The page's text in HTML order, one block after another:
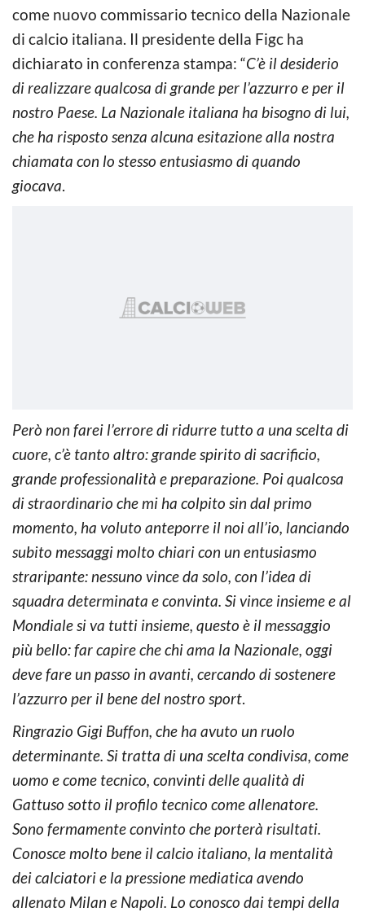
come nuovo commissario tecnico della Nazionale
di calcio italiana. Il presidente della Figc ha
dichiarato in conferenza stampa: “C’è il desiderio
di realizzare qualcosa di grande per l’azzurro e per il
nostro Paese. La Nazionale italiana ha bisogno di lui,
che ha risposto senza alcuna esitazione alla nostra
chiamata con lo stesso entusiasmo di quando
giocava.
Però non farei l’errore di ridurre tutto a una scelta di
cuore, c’è tanto altro: grande spirito di sacrificio,
grande professionalità e preparazione. Poi qualcosa
di straordinario che mi ha colpito sin dal primo
momento, ha voluto anteporre il noi all’io, lanciando
subito messaggi molto chiari con un entusiasmo
straripante: nessuno vince da solo, con l’idea di
squadra determinata e convinta. Si vince insieme e al
Mondiale si va tutti insieme, questo è il messaggio
più bello: far capire che chi ama la Nazionale, oggi
deve fare un passo in avanti, cercando di sostenere
l’azzurro per il bene del nostro sport.
Ringrazio Gigi Buffon, che ha avuto un ruolo
determinante. Si tratta di una scelta condivisa, come
uomo e come tecnico, convinti delle qualità di
Gattuso sotto il profilo tecnico come allenatore.
Sono fermamente convinto che porterà risultati.
Conosce molto bene il calcio italiano, la mentalità
dei calciatori e la pressione mediatica avendo
allenato Milan e Napoli. Lo conosco dai tempi della